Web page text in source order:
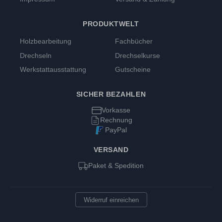
PRODUKTWELT
Holzbearbeitung
Drechseln
Werkstattausstattung
Fachbücher
Drechselkurse
Gutscheine
SICHER BEZAHLEN
Vorkasse
Rechnung
PayPal
VERSAND
Paket & Spedition
Widerruf einreichen